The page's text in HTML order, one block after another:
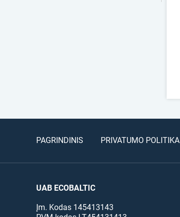
PAGRINDINIS PRIVATUMO POLITIKA
UAB ECOBALTIC
Įm. Kodas 145413143